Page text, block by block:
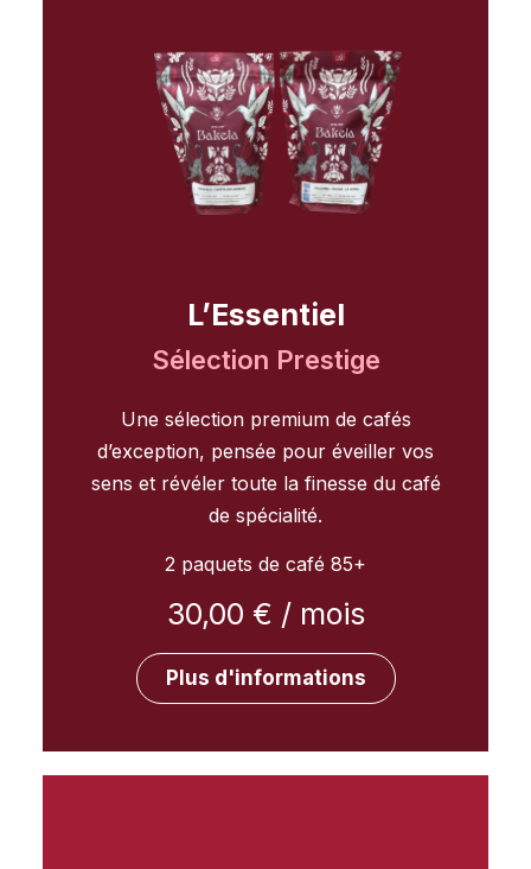
L’Essentiel
Sélection Prestige
Une sélection premium de cafés
d’exception, pensée pour éveiller vos
sens et révéler toute la finesse du café
de spécialité.
2 paquets de café 85+
30,00 € / mois
Plus d'informations